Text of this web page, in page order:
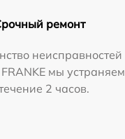
ремонт
неисправностей
мы устраняем
2 часов.